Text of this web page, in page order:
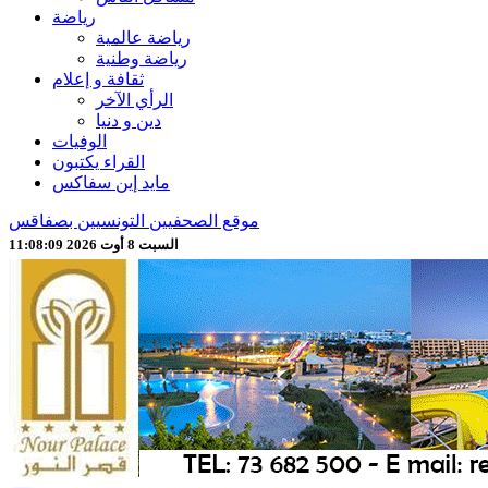
رياضة
رياضة عالمية
رياضة وطنية
ثقافة و إعلام
الرأي الآخر
دين و دنيا
الوفيات
القراء يكتبون
مايد إين سفاكس
موقع الصحفيين التونسيين بصفاقس
السبت 8 أوت 2026 11:08:11